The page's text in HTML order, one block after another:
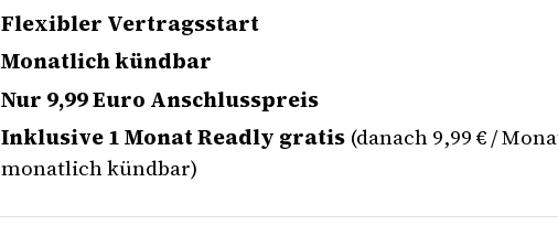
Flexibler Vertragsstart
Monatlich kündbar
Nur 9,99 Euro Anschlusspreis
Inklusive 1 Monat Readly gratis(danach 9,99 € /
monatlich kündbar)